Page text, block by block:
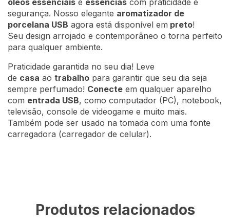
óleos essenciais e essências com praticidade e
segurança. Nosso elegante aromatizador de
porcelana USB agora está disponível em preto!
Seu design arrojado e contemporâneo o torna perfeito
para qualquer ambiente.
Praticidade garantida no seu dia! Leve
de casa ao trabalho para garantir que seu dia seja
sempre perfumado! Conecte em qualquer aparelho
com entrada USB, como computador (PC), notebook,
televisão, console de videogame e muito mais.
Também pode ser usado na tomada com uma fonte
carregadora (carregador de celular).
Produtos relacionados